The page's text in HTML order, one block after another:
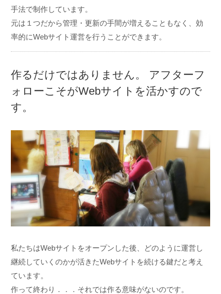
手法で制作しています。
元は１つだから管理・更新の手間が増えることもなく、効
率的にWebサイト運営を行うことができます。
作るだけではありません。
アフターフ
ォローこそがWebサイトを活かすので
す。
私たちはWebサイトをオープンした後、どのように運営し
継続していくのかが活きたWebサイトを続ける鍵だと考え
ています。
作って終わり．．．それでは作る意味がないのです。